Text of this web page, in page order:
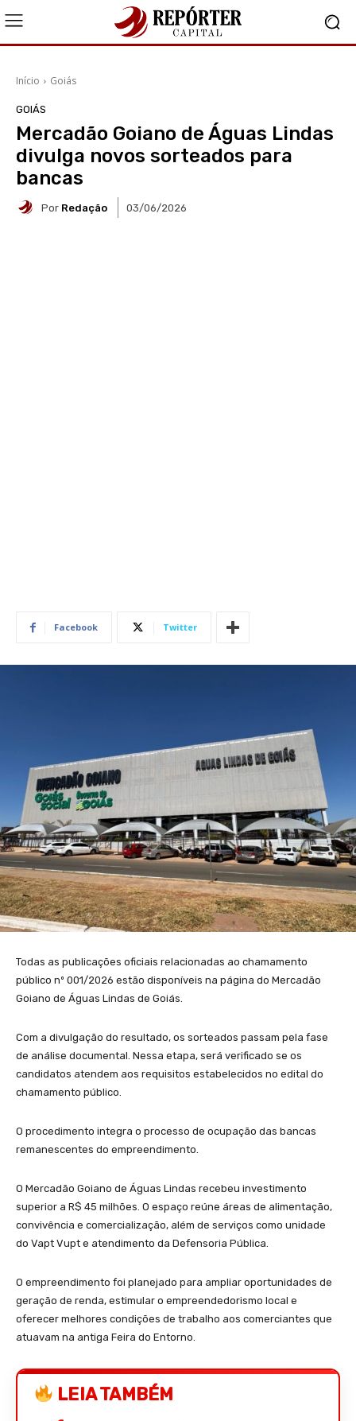
Início Goiás
GOIÁS
Mercadão Goiano de Águas Lindas
divulga novos sorteados para
bancas
Por Redação 03/06/2026
Facebook Twitter
Todas as publicações oficiais relacionadas ao chamamento
público nº 001/2026 estão disponíveis na página do Mercadão
Goiano de Águas Lindas de Goiás.
Com a divulgação do resultado, os sorteados passam pela fase
de análise documental. Nessa etapa, será verificado se os
candidatos atendem aos requisitos estabelecidos no edital do
chamamento público.
O procedimento integra o processo de ocupação das bancas
remanescentes do empreendimento.
O Mercadão Goiano de Águas Lindas recebeu investimento
superior a R$ 45 milhões. O espaço reúne áreas de alimentação,
convivência e comercialização, além de serviços como unidade
do Vapt Vupt e atendimento da Defensoria Pública.
O empreendimento foi planejado para ampliar oportunidades de
geração de renda, estimular o empreendedorismo local e
oferecer melhores condições de trabalho aos comerciantes que
atuavam na antiga Feira do Entorno.
LEIA TAMBÉM